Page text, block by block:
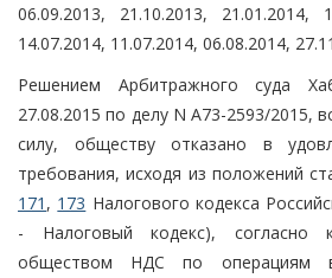
06.09.2013, 21.10.2013, 21.01.2014,
14.07.2014, 11.07.2014, 06.08.2014,
Решением Арбитражного суда
27.08.2015 по делу N А73-2593/2015,
силу, обществу отказано в
требования, исходя из положений
171 , 173 Налогового кодекса
- Налоговый кодекс), согласно
обществом НДС по операциям